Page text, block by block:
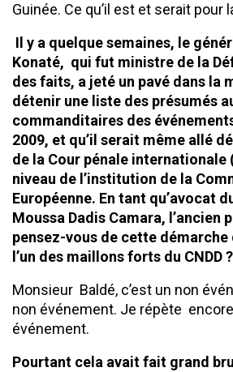
Guinée. Ce qu’il est et serait pour
Il y a quelque semaines, le
Konaté, qui fut ministre de la
des faits, a jeté un pavé dans la
détenir une liste des présumés
commanditaires des
2009, et qu’il serait même allé
de la Cour pénale internationale
niveau de l’institution de la
Européenne. En tant qu’avocat
Moussa Dadis Camara, l’ancien
pensez-vous de cette
l’un des maillons forts du CNDD ?
Monsieur Baldé, c’est un non
non événement. Je répète
événement.
Pourtant cela avait fait grand